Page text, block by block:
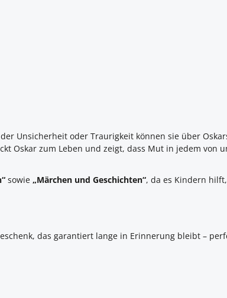
Unsicherheit oder Traurigkeit können sie über
Oskar zum Leben und zeigt, dass Mut in jedem von
sowie „Märchen und Geschichten“, da es Kindern
das garantiert lange in Erinnerung bleibt –